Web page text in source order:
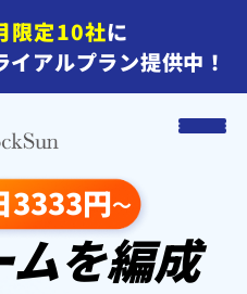
限定10社に
イアルプラン提供中！
を編成
3333円～